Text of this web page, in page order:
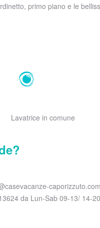
primo piano e le
Lavatrice in comune
caporizzuto.com
da Lun-Sab 09-13/ 14-20